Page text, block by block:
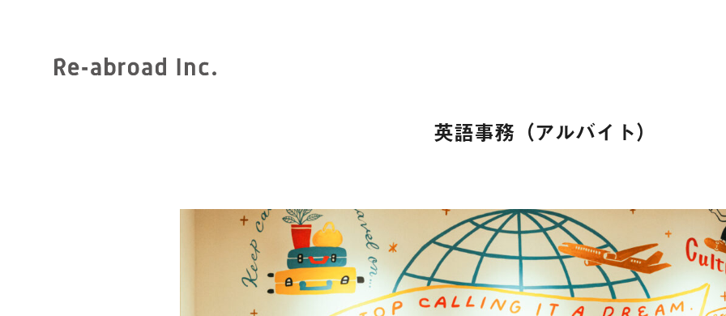
英語事務（アルバイト）